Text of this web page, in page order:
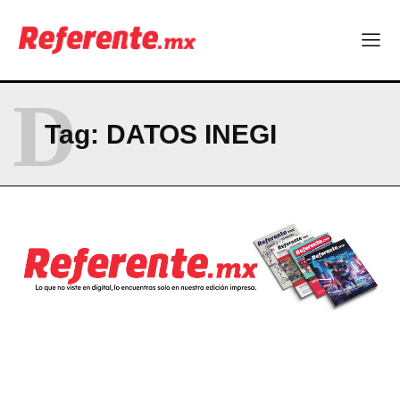
Linux nació como un hobby y hoy mueve la tecnología global
Los 40 ya no son la mitad de la vida: son el nuevo punto de
partida
ABOUT
CONTACT
Tag: DATOS INEGI
D